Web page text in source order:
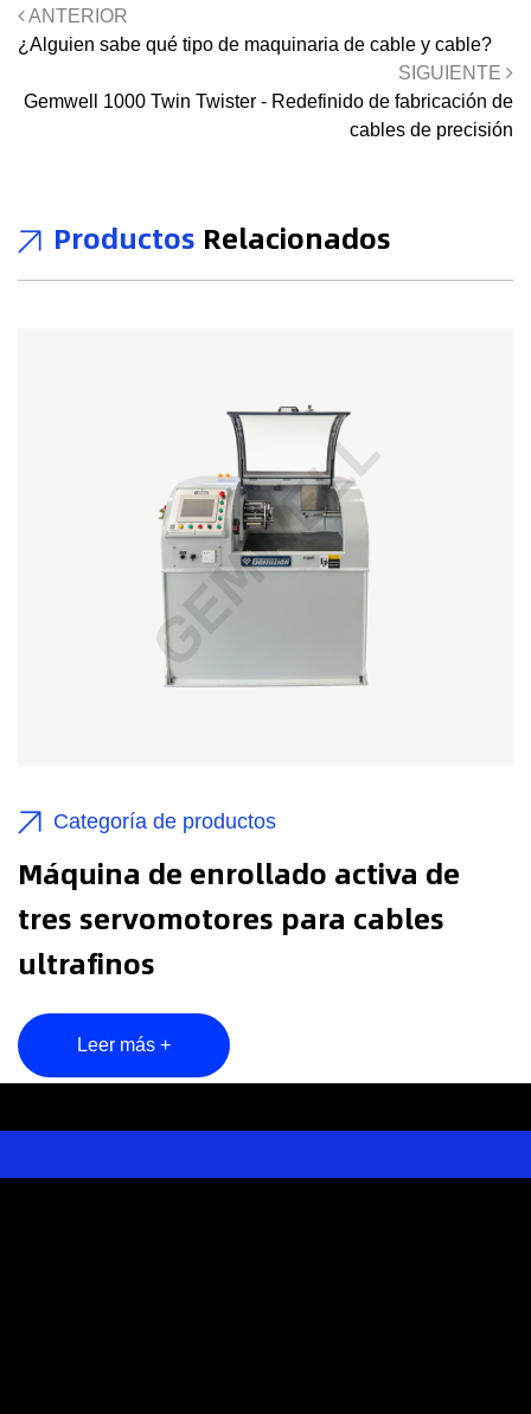
ANTERIOR
¿Alguien sabe qué tipo de maquinaria de cable y cable?
SIGUIENTE
Gemwell 1000 Twin Twister - Redefinido de fabricación de
cables de precisión
Productos Relacionados
Categoría de productos
Máquina de enrollado activa de
tres servomotores para cables
ultrafinos
Leer más +